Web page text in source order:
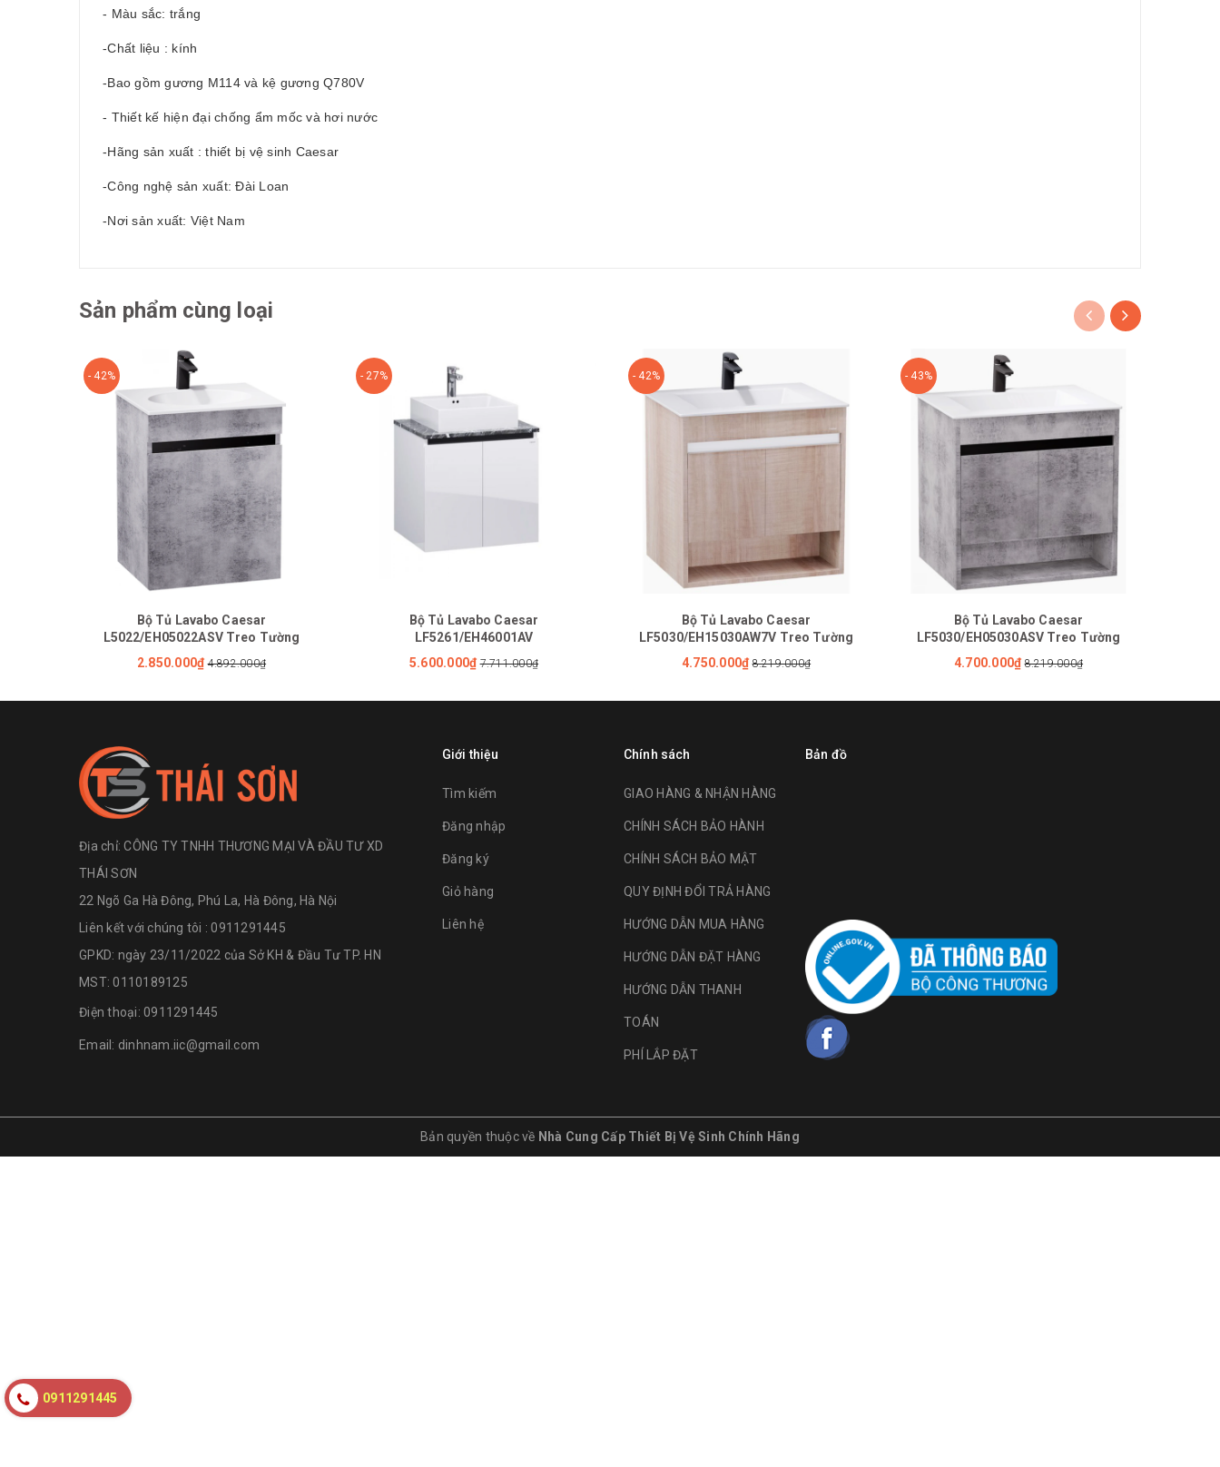
- Màu sắc: trắng
-Chất liệu : kính
-Bao gồm gương M114 và kệ gương Q780V
- Thiết kế hiện đại chống ẩm mốc và hơi nước
-Hãng sản xuất : thiết bị vệ sinh Caesar
-Công nghệ sản xuất: Đài Loan
-Nơi sản xuất: Việt Nam
Sản phẩm cùng loại
- 42%
Bộ Tủ Lavabo Caesar
L5022/EH05022ASV Treo Tường
2.850.000₫ 4.892.000₫
- 27%
Bộ Tủ Lavabo Caesar
LF5261/EH46001AV
5.600.000₫ 7.711.000₫
- 42%
Bộ Tủ Lavabo Caesar
LF5030/EH15030AW7V Treo Tường
4.750.000₫ 8.219.000₫
- 43%
Bộ Tủ Lavabo Caesar
LF5030/EH05030ASV Treo Tường
4.700.000₫ 8.219.000₫
Địa chỉ:CÔNG TY TNHH THƯƠNG MẠI VÀ ĐẦU TƯ XD
THÁI SƠN
22 Ngõ Ga Hà Đông, Phú La, Hà Đông, Hà Nội
Liên kết với chúng tôi : 0911291445
GPKD: ngày 23/11/2022 của Sở KH & Đầu Tư TP. HN
MST: 0110189125
Điện thoại: 0911291445
Email: dinhnam.iic@gmail.com
Giới thiệu
Tìm kiếm
Đăng nhập
Đăng ký
Giỏ hàng
Liên hệ
Chính sách
GIAO HÀNG & NHẬN HÀNG
CHÍNH SÁCH BẢO HÀNH
CHÍNH SÁCH BẢO MẬT
QUY ĐỊNH ĐỔI TRẢ HÀNG
HƯỚNG DẪN MUA HÀNG
HƯỚNG DẪN ĐẶT HÀNG
HƯỚNG DẪN THANH
TOÁN
PHÍ LẮP ĐẶT
Bản đồ
Bản quyền thuộc về Nhà Cung Cấp Thiết Bị Vệ Sinh Chính Hãng
0911291445